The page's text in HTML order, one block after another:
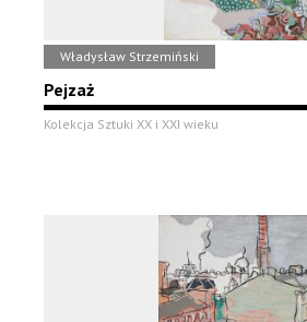
Władysław Strzemiński
Pejzaż
Kolekcja Sztuki XX i XXI wieku